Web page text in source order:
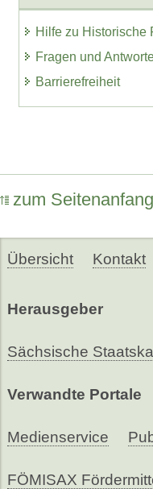
Hilfe zu Historische
Fragen und
Barrierefreiheit
zum Seitenanfang
Übersicht Kontakt
Herausgeber
Sächsische
Verwandte Portale
Medienservice
FÖMISAX